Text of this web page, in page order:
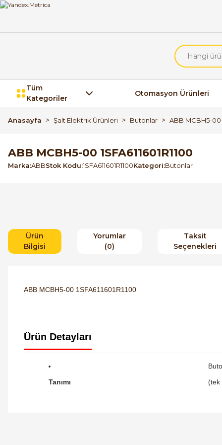
Tüm
Kategoriler
Otomasyon Ürünleri
Anasayfa Şalt Elektrik Ürünleri Butonlar ABB MCBH5-00
ABB MCBH5-00 1SFA611601R1100
Marka ABBStok Kodu 1SFA611601R1100Kategori Butonlar
Ürün
Bilgisi
Yorumlar
(0)
Taksit
Seçenekleri
ABB MCBH5-00 1SFA611601R1100
Ürün Detayları
Tanımı
(tek